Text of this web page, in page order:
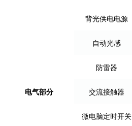
电气部分
背光供电电源
自动光感
防雷器
交流接触器
微电脑定时开关